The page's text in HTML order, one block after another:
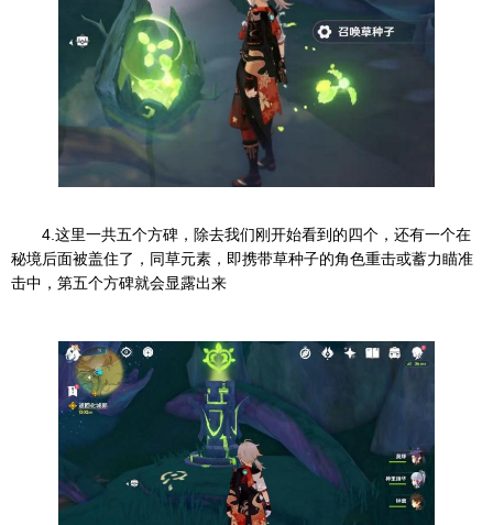
4.这里一共五个方碑，除去我们刚开始看到的四个，还有一个在
秘境后面被盖住了，同草元素，即携带草种子的角色重击或蓄力瞄准
击中，第五个方碑就会显露出来